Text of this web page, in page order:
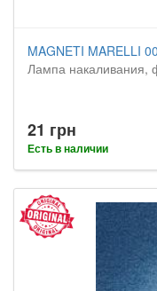
MAGNETI MARELLI
Лампа накаливания,
21 грн
Есть в наличии